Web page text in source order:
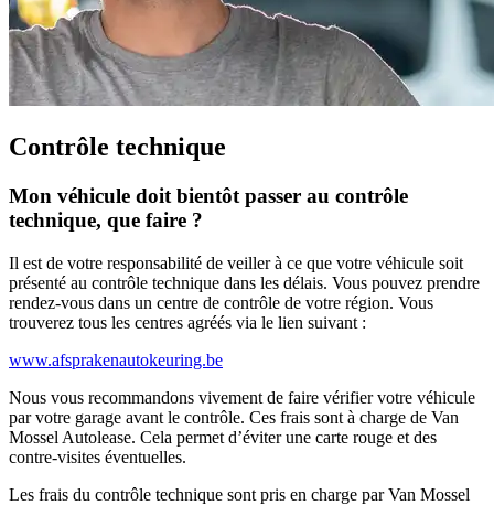
Contrôle technique
Mon véhicule doit bientôt passer au contrôle
technique, que faire ?
Il est de votre responsabilité de veiller à ce que votre véhicule soit
présenté au contrôle technique dans les délais. Vous pouvez prendre
rendez-vous dans un centre de contrôle de votre région. Vous
trouverez tous les centres agréés via le lien suivant :
www.afsprakenautokeuring.be
Nous vous recommandons vivement de faire vérifier votre véhicule
par votre garage avant le contrôle. Ces frais sont à charge de Van
Mossel Autolease. Cela permet d’éviter une carte rouge et des
contre-visites éventuelles.
Les frais du contrôle technique sont pris en charge par Van Mossel